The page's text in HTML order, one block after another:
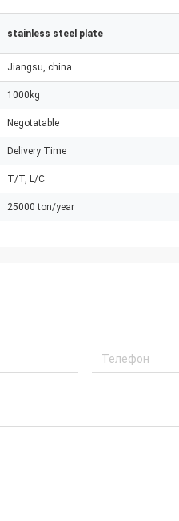
stainless steel plate
Jiangsu, china
1000kg
Negotatable
Delivery Time
T/T, L/C
25000 ton/year